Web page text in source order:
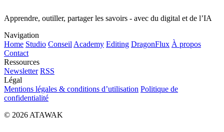
Apprendre, outiller, partager les savoirs - avec du digital et de l’IA
Navigation
Home Studio Conseil Academy Editing DragonFlux À propos
Contact
Ressources
Newsletter RSS
Légal
Mentions légales & conditions d’utilisation Politique de
confidentialité
© 2026 ATAWAK